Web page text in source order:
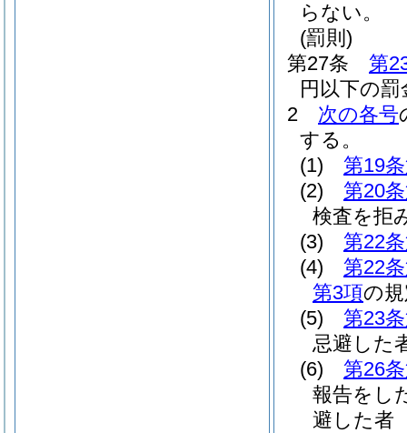
らない。
(罰則)
第27条
第
円以下の
2
次の各号
する。
(1)
第19
(2)
第20
検査を拒
(3)
第22
(4)
第22
第3項の
(5)
第23
忌避した
(6)
第26
報告をし
避した者